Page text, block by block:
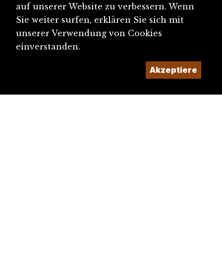
auf unserer Website zu verbessern. Wenn
Sie weiter surfen, erklären Sie sich mit
unserer Verwendung von Cookies
einverstanden.
Akzeptiere